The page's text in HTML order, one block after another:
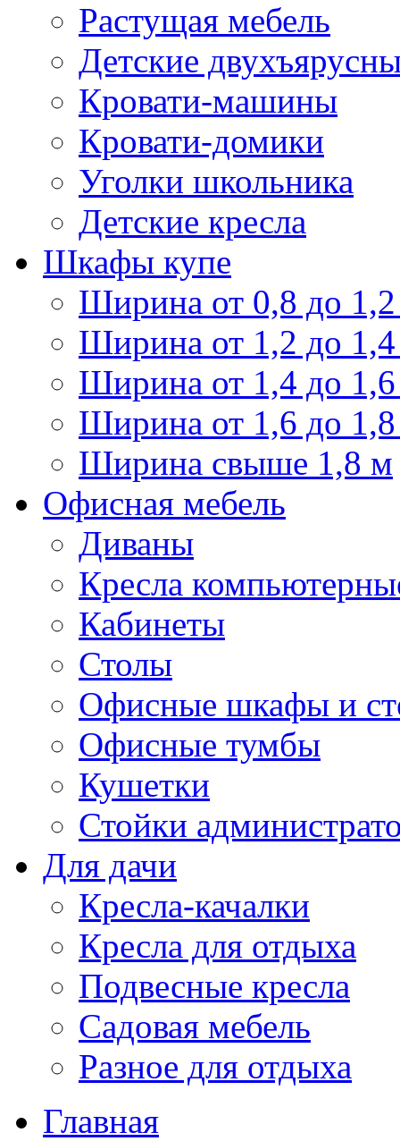
Растущая мебель
Детские
Кровати-машины
Кровати-домики
Уголки школьника
Детские кресла
Шкафы купе
Ширина от 0,8 до
Ширина от 1,2 до
Ширина от 1,4 до
Ширина от 1,6 до
Ширина свыше 1,8 м
Офисная мебель
Диваны
Кресла
Кабинеты
Столы
Офисные шкафы и
Офисные тумбы
Кушетки
Стойки
Для дачи
Кресла-качалки
Кресла для отдыха
Подвесные кресла
Садовая мебель
Разное для отдыха
Главная